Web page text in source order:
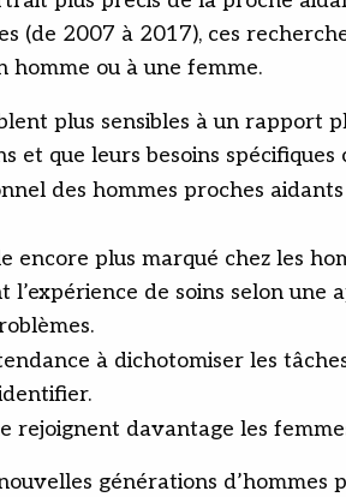
(de 2007 à 2017), ces
homme ou à une femme.
plus sensibles à un rapport
et que leurs besoins
des hommes proches
encore plus marqué chez les
l’expérience de soins selon
à dichotomiser les
rejoignent davantage les
générations